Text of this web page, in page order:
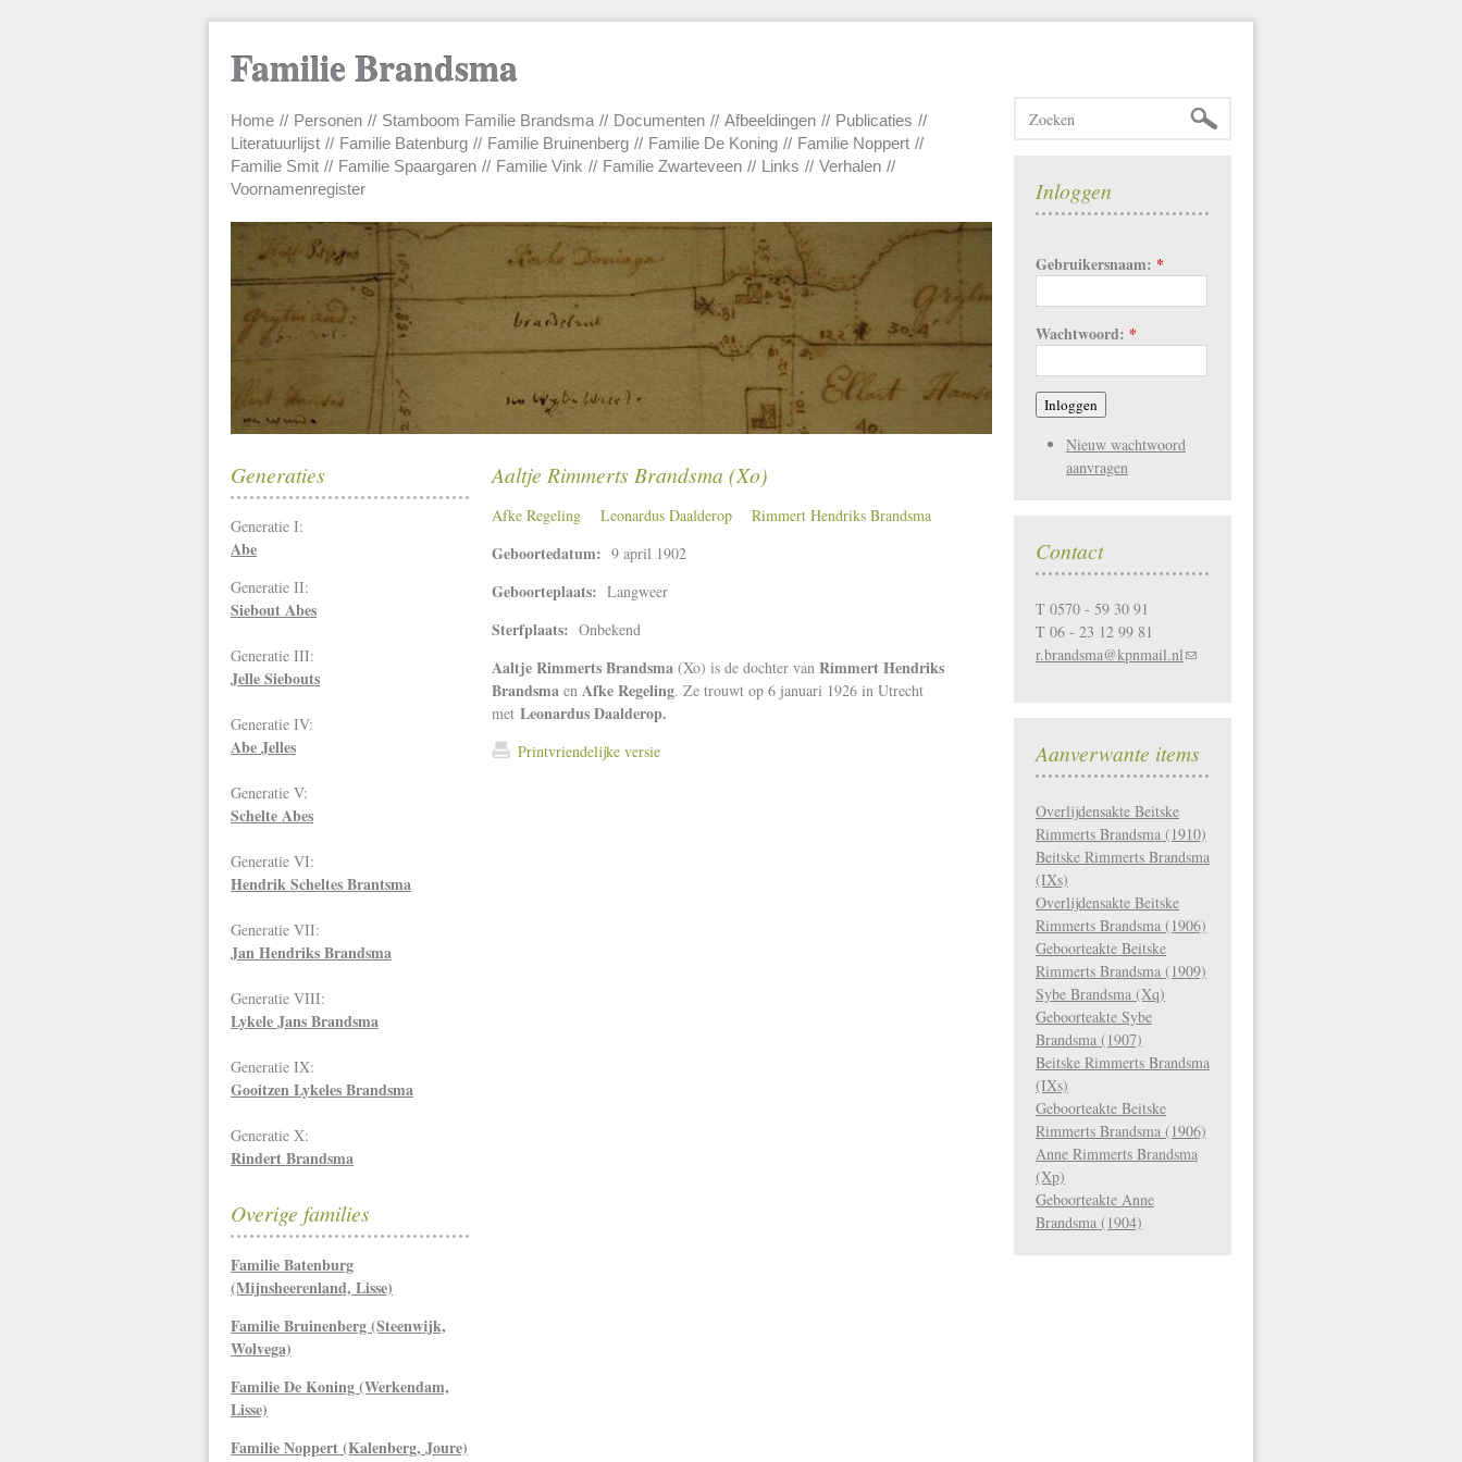
Familie Brandsma
Main menu
Home Personen Stamboom Familie Brandsma Documenten Afbeeldingen
Publicaties
Literatuurlijst
Familie Batenburg Familie Bruinenberg Familie De Koning
Familie Noppert
Familie Smit
Familie Spaargaren Familie Vink Familie Zwarteveen Links
Verhalen
Voornamenregister
Aaltje Rimmerts Brandsma (Xo)
Afke Regeling Leonardus Daalderop Rimmert Hendriks Brandsma
Geboortedatum: 9 april 1902
Geboorteplaats: Langweer
Sterfplaats: Onbekend
Aaltje Rimmerts Brandsma (Xo) is de dochter van Rimmert Hendriks
Brandsma en Afke Regeling. Ze trouwt op 6 januari 1926 in Utrecht
met Leonardus Daalderop.
Printvriendelijke versie
Generaties
Generatie I:
Abe
Generatie II:
Siebout Abes
Generatie III:
Jelle Siebouts
Generatie IV:
Abe Jelles
Generatie V:
Schelte Abes
Generatie VI:
Hendrik Scheltes Brantsma
Generatie VII:
Jan HendriksBrandsma
Generatie VIII:
Lykele Jans Brandsma
Generatie IX:
Gooitzen Lykeles Brandsma
Generatie X:
Rindert Brandsma
Overige families
Familie Batenburg
(Mijnsheerenland, Lisse)
Familie Bruinenberg (Steenwijk,
Wolvega)
Familie De Koning (Werkendam,
Lisse)
Familie Noppert (Kalenberg, Joure)
Inloggen
Gebruikersnaam: *
Wachtwoord: *
Nieuw wachtwoord
aanvragen
Contact
T 0570 - 59 30 91
T 06 - 23 12 99 81
r.brandsma@kpnmail.nl
Aanverwante items
Overlijdensakte Beitske
Rimmerts Brandsma (1910)
Beitske Rimmerts Brandsma
(IXs)
Overlijdensakte Beitske
Rimmerts Brandsma (1906)
Geboorteakte Beitske
Rimmerts Brandsma (1909)
Sybe Brandsma (Xq)
Geboorteakte Sybe
Brandsma (1907)
Beitske Rimmerts Brandsma
(IXs)
Geboorteakte Beitske
Rimmerts Brandsma (1906)
Anne Rimmerts Brandsma
(Xp)
Geboorteakte Anne
Brandsma (1904)